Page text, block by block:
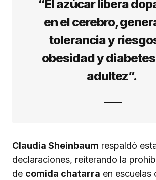
“El azúcar libera
en el cerebro,
tolerancia y
obesidad y
adultez”.
Claudia Sheinbaum respaldó
declaraciones, reiterando la
de comida chatarra en escuelas